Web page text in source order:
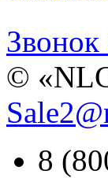
©
Sale2@
8